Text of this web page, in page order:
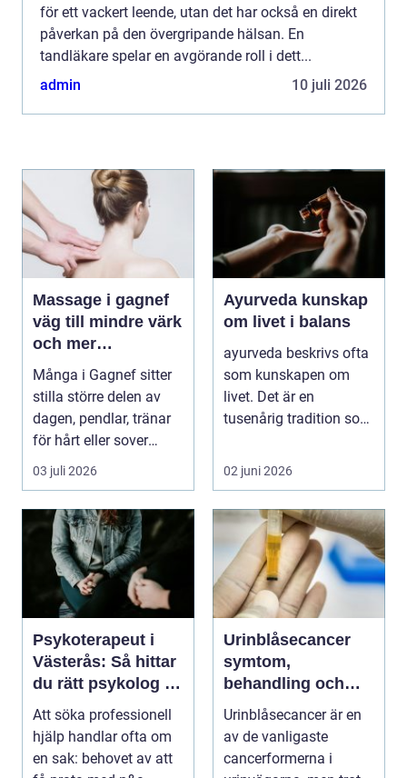
för ett vackert leende, utan det har också en direkt
påverkan på den övergripande hälsan. En
tandläkare spelar en avgörande roll i dett...
admin
10 juli 2026
Massage i gagnef
väg till mindre värk
och mer
vardagsenergi
Många i Gagnef sitter
stilla större delen av
dagen, pendlar, tränar
för hårt eller sover
dåligt. Axl...
03 juli 2026
Ayurveda kunskap
om livet i balans
ayurveda beskrivs ofta
som kunskapen om
livet. Det är en
tusenårig tradition som
02 juni 2026
Psykoterapeut i
Västerås: Så hittar
du rätt psykolog i
Västerås för samtal
och terapi
Att söka professionell
hjälp handlar ofta om
en sak: behovet av att
Urinblåsecancer
symtom,
behandling och
livet efter
diagnosen
Urinblåsecancer är en
av de vanligaste
cancerformerna i